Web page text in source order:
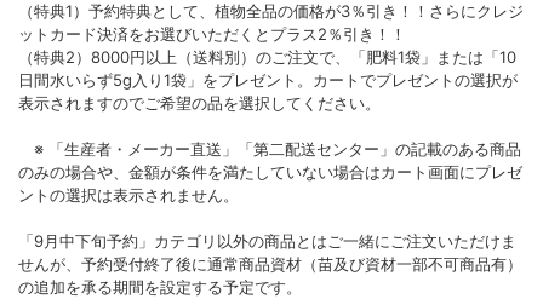
（特典1）予約特典として、植物全品の価格が3％引き！！さらにクレジ
ットカード決済をお選びいただくとプラス2％引き！！
（特典2）8000円以上（送料別）のご注文で、「肥料1袋」または「10
日間水いらず5g入り1袋」をプレゼント。カートでプレゼントの選択が
表示されますのでご希望の品を選択してください。
※ 「生産者・メーカー直送」「第二配送センター」の記載のある商品
のみの場合や、金額が条件を満たしていない場合はカート画面にプレゼ
ントの選択は表示されません。
「9月中下旬予約」カテゴリ以外の商品とはご一緒にご注文いただけま
せんが、予約受付終了後に通常商品資材（苗及び資材一部不可商品有）
の追加を承る期間を設定する予定です。